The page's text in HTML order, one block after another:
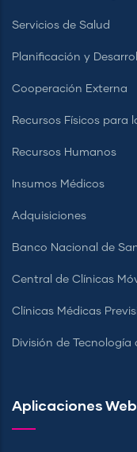
Servicios de Salud
Planificación y
Cooperación Externa
Recursos Físicos para
Recursos Humanos
Insumos Médicos
Adquisiciones
Banco Nacional de
Central de Clínicas
Clínicas Médicas
División de
Aplicaciones Web